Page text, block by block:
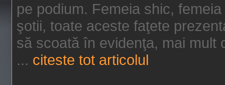
pe podium. Femeia shic,
şotii, toate aceste faţete
să scoată în evidenţa, mai mult
... citeste tot articolul